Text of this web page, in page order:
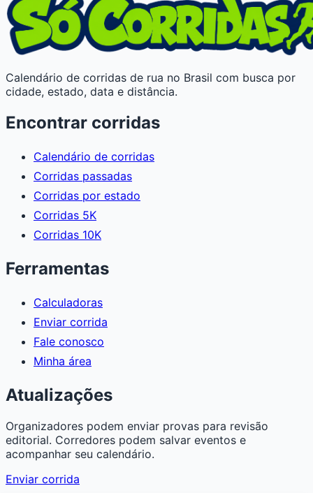
Calendário de corridas de rua no Brasil com busca por
cidade, estado, data e distância.
Encontrar corridas
Calendário de corridas
Corridas passadas
Corridas por estado
Corridas 5K
Corridas 10K
Ferramentas
Calculadoras
Enviar corrida
Fale conosco
Minha área
Atualizações
Organizadores podem enviar provas para revisão
editorial. Corredores podem salvar eventos e
acompanhar seu calendário.
Enviar corrida